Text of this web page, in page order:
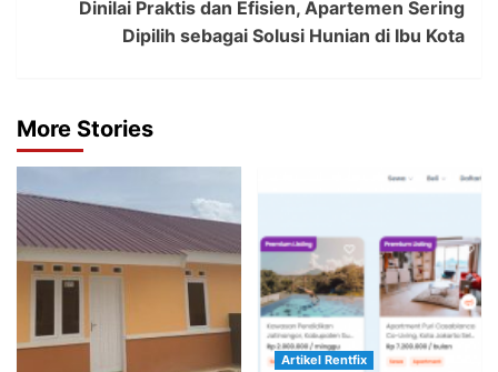
Dinilai Praktis dan Efisien, Apartemen Sering
Dipilih sebagai Solusi Hunian di Ibu Kota
More Stories
Artikel Rentfix